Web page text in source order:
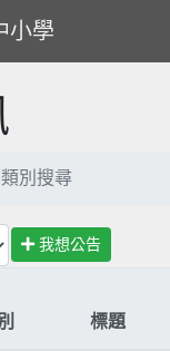
小學
類別搜尋
我想公告
標題